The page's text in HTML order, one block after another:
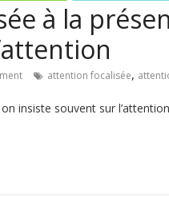
à la
attention focalisée,
insiste souvent sur